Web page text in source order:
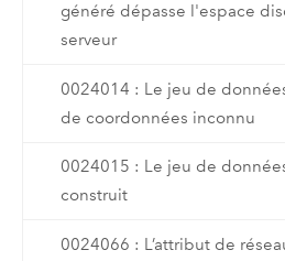
généré dépasse l'espace
serveur
0024014 : Le jeu de
de coordonnées inconnu
0024015 : Le jeu de
construit
0024066 : L’attribut de